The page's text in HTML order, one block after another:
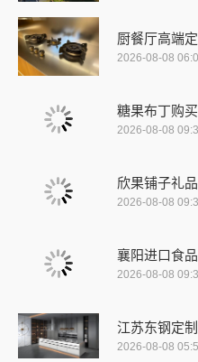
厨餐厅高端
2026-08-08
糖果布丁购
2026-08-08
欣果铺子礼
2026-08-08
襄阳进口食
2026-08-08
江苏东钢定
2026-08-08